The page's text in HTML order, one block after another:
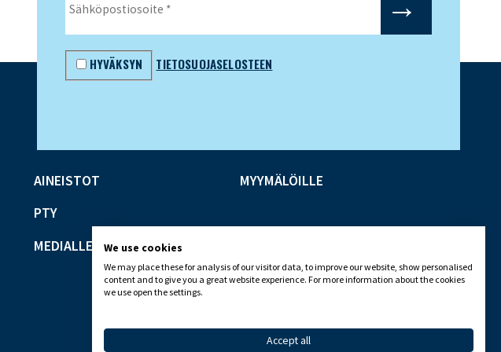
HYVÄKSYN TIETOSUOJASELOSTEEN
AINEISTOT
PTY
MEDIALLE
MYYMÄLÖILLE
We use cookies
We may place these for analysis of our visitor data, to improve our website, show personalised
content and to give you a great website experience. For more information about the cookies
we use open the settings.
Accept all